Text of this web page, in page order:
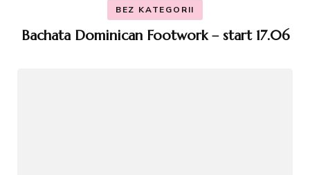
BEZ KATEGORII
Bachata Dominican Footwork – start 17.06